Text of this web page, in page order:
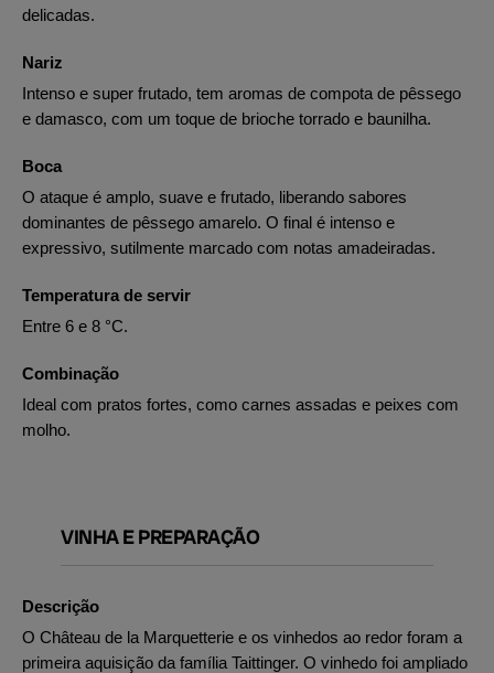
delicadas.
Nariz
Intenso e super frutado, tem aromas de compota de pêssego
e damasco, com um toque de brioche torrado e baunilha.
Boca
O ataque é amplo, suave e frutado, liberando sabores
dominantes de pêssego amarelo. O final é intenso e
expressivo, sutilmente marcado com notas amadeiradas.
Temperatura de servir
Entre 6 e 8 °C.
Combinação
Ideal com pratos fortes, como carnes assadas e peixes com
molho.
VINHA E PREPARAÇÃO
Descrição
O Château de la Marquetterie e os vinhedos ao redor foram a
primeira aquisição da família Taittinger. O vinhedo foi ampliado